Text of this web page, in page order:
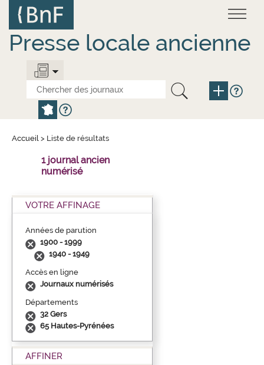
contenu
principal
Presse locale ancienne
Accueil > Liste de résultats
1 journal ancien
numérisé
VOTRE AFFINAGE
Années de parution
1900 - 1999
1940 - 1949
Accès en ligne
Journaux numérisés
Départements
32 Gers
65 Hautes-Pyrénées
AFFINER
Panneau de gestion des cookies